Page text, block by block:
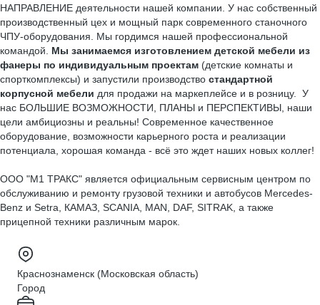
НАПРАВЛЕНИЕ деятельности нашей компании. У нас собственный
производственный цех и мощный парк современного станочного
ЧПУ-оборудования. Мы гордимся нашей профессиональной
командой. Мы занимаемся изготовлением детской мебели из
фанеры по индивидуальным проектам (детские комнаты и
спорткомплексы) и запустили производство стандартной
корпусной мебели для продажи на маркеплейсе и в розницу. У
нас БОЛЬШИЕ ВОЗМОЖНОСТИ, ПЛАНЫ и ПЕРСПЕКТИВЫ, наши
цели амбициозны и реальны! Современное качественное
оборудование, возможности карьерного роста и реализации
потенциала, хорошая команда - всё это ждет наших новых коллег!
ООО "М1 ТРАКС" является официальным сервисным центром по
обслуживанию и ремонту грузовой техники и автобусов Mercedes-
Benz и Setra, КАМАЗ, SCANIA, MAN, DAF, SITRAK, а также
прицепной техники различным марок.
Краснознаменск (Московская область)
Город